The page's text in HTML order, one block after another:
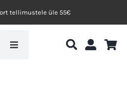
tellimustele üle 55€
Toggle